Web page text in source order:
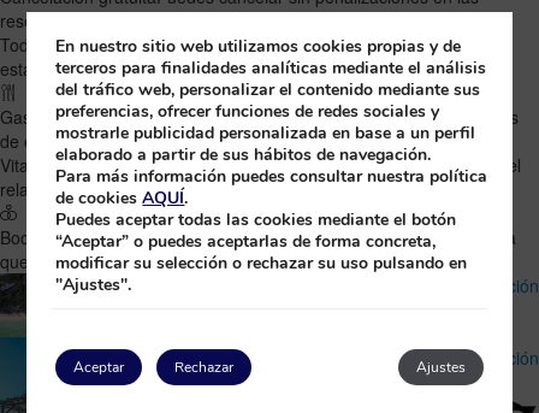
reservas con Pago en el hotel.
Todo IncluidoRégimen que ofrece comida y bebida durante toda tu
estancia, incluido el desayuno, almuerzo y cena.
GastronomíaAmplia oferta gastronómica, con nuestros restaurantes
de especialidades a la carta y magníficos buffets.
Vital
Desconecta de tu rutina en nuestras zonas de Spa y disfruta del
relax en un entorno paradisíaco.
Bodas
Celebra la boda de tus sueños frente al Mar Caribe en un día
que jamás olvidarás.
Prolongacion 5ª Avenida Mza.20 Lote
006 77710 Playa del Carmen
Riviera
Información
Información
Mapa
En nuestro sitio web utilizamos cookies propias y de
terceros para finalidades analíticas mediante el análisis
del tráfico web, personalizar el contenido mediante sus
preferencias, ofrecer funciones de redes sociales y
mostrarle publicidad personalizada en base a un perfil
elaborado a partir de sus hábitos de navegación.
Para más información puedes consultar nuestra política
de cookiesAQUÍ.
Puedes aceptar todas las cookies mediante el botón
“Aceptar” o puedes aceptarlas de forma concreta,
modificar su selección o rechazar su uso pulsando en
"Ajustes".
Aceptar Ajustes
Rechazar